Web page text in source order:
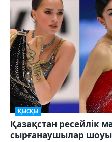
ҚЫСҚЫ
Қазақстан ресейлік
сырғанаушылар